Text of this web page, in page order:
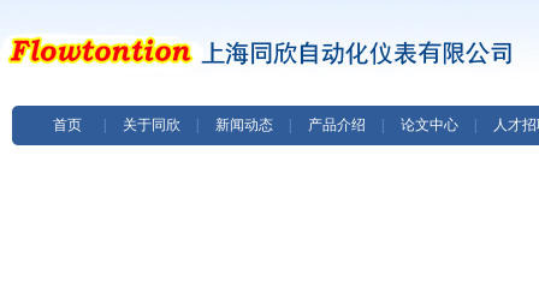
首页 关于同欣 新闻动态 产品介绍 论文中心 人才